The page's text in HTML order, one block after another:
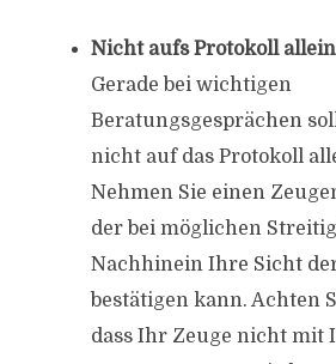
Nicht aufs Protokoll
Gerade bei wichtigen
Beratungsgesprächen
nicht auf das Protokoll
Nehmen Sie einen
der bei möglichen
Nachhinein Ihre Sicht
bestätigen kann. Achten
dass Ihr Zeuge nicht mit